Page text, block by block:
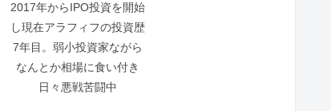
2017年からIPO投資を開始
し現在アラフィフの投資歴
7年目。弱小投資家ながら
なんとか相場に食い付き
日々悪戦苦闘中